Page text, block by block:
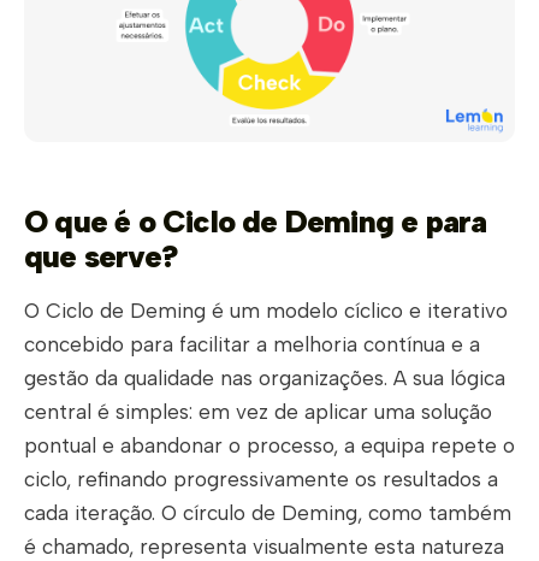
O que é o Ciclo de Deming e para
que serve?
O Ciclo de Deming é um modelo cíclico e iterativo
concebido para facilitar a melhoria contínua e a
gestão da qualidade nas organizações. A sua lógica
central é simples: em vez de aplicar uma solução
pontual e abandonar o processo, a equipa repete o
ciclo, refinando progressivamente os resultados a
cada iteração. O círculo de Deming, como também
é chamado, representa visualmente esta natureza